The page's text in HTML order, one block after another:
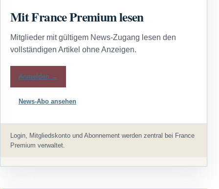
Mit France Premium lesen
Mitglieder mit gültigem News-Zugang lesen den
vollständigen Artikel ohne Anzeigen.
Anmelden →
News-Abo ansehen
Login, Mitgliedskonto und Abonnement werden zentral bei France
Premium verwaltet.